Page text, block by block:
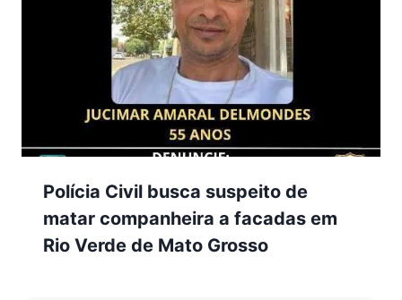
Polícia Civil busca suspeito de
matar companheira a facadas em
Rio Verde de Mato Grosso